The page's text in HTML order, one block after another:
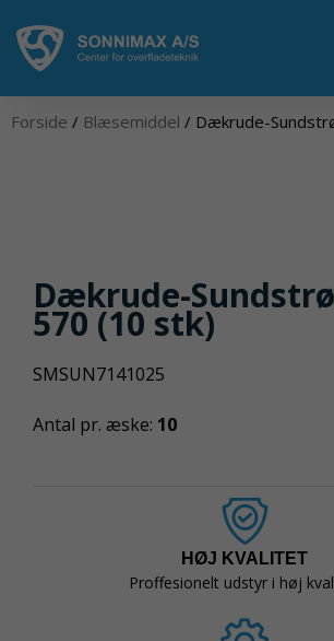
indholdet
Forside / Blæsemiddel / Dækrude-
Dækrude-
570 (10 stk)
SMSUN7141025
Antal pr. æske: 10
HØJ KVALITET
Proffesionelt udstyr i høj